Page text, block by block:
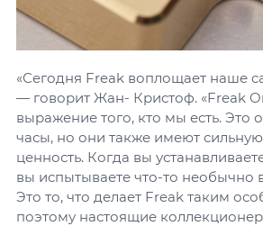
«Сегодня Freak воплощает наше
— говорит Жан- Кристоф. «Freak
выражение того, кто мы есть. Это
часы, но они также имеют
ценность. Когда вы
вы испытываете что-то необычно
Это то, что делает Freak таким
поэтому настоящие